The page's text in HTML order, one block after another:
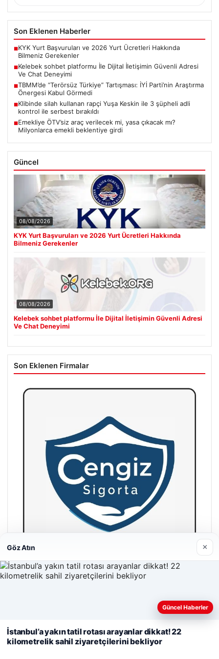
Son Eklenen Haberler
■KYK Yurt Başvuruları ve 2026 Yurt Ücretleri Hakkında
Bilmeniz Gerekenler
■Kelebek sohbet platformu İle Dijital İletişimin Güvenli Adresi
Ve Chat Deneyimi
■TBMM’de “Terörsüz Türkiye” Tartışması: İYİ Parti’nin Araştırma
Önergesi Kabul Görmedi
■Klibinde silah kullanan rapçi Yuşa Keskin ile 3 şüpheli adli
kontrol ile serbest bırakıldı
■Emekliye ÖTV’siz araç verilecek mi, yasa çıkacak mı?
Milyonlarca emekli beklentiye girdi
Güncel
08/08/2026
KYK Yurt Başvuruları ve 2026 Yurt Ücretleri Hakkında
Bilmeniz Gerekenler
08/08/2026
Kelebek sohbet platformu İle Dijital İletişimin Güvenli Adresi
Ve Chat Deneyimi
Son Eklenen Firmalar
Cengiz Sigorta
Web sitemizi nasıl kullandığınızı daha iyi anlayabilmek,
kullanıyoruz.
Çerez Politikamız
Reddet Kabul Et
Göz Atın ×
Güncel Haberler
İstanbul’a yakın tatil rotası arayanlar dikkat! 22
kilometrelik sahil ziyaretçilerini bekliyor